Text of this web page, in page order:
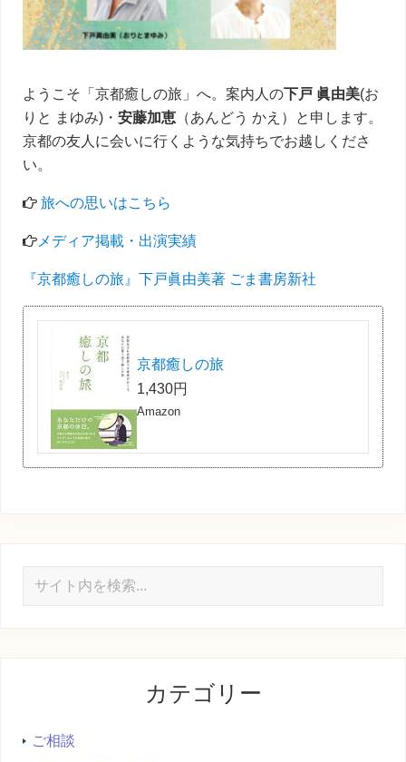
ー
ようこそ「京都癒しの旅」へ。案内人の下戸 眞由美(お
りと まゆみ)・ 安藤加恵 （あんどう かえ）と申します。
京都の友人に会いに行くような気持ちでお越しくださ
い。
旅への思いはこちら
メディア掲載・出演実績
『京都癒しの旅』下戸眞由美著 ごま書房新社
京都癒しの旅
1,430円
Amazon
カテゴリー
ご相談